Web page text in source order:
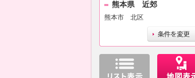
熊本県 近郊
熊本市 北区